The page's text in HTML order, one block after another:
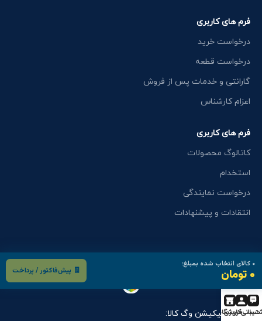
۰ کالای انتخاب شده بمبلغ:
۰ تومان 🧾 پیش‌فاکتور / پرداخت
فرم های کاربری
درخواست خرید
درخواست قطعه
گارانتی و خدمات پس از فروش
اعزام کارشناس
فرم های کاربری
کاتالوگ محصولات
استخدام
درخواست نمایندگی
انتقادات و پیشنهادات
دانلود اپلیکیشن وگ کالا:
حساب کاربری
فروشگاه